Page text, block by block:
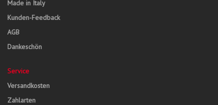
Made in Italy
Kunden-Feedback
AGB
Dankeschön
Service
Versandkosten
Zahlarten